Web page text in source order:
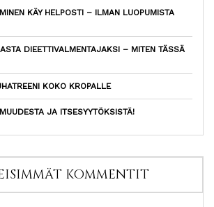
KÄY HELPOSTI – ILMAN LUOPUMISTA
DIEETTIVALMENTAJAKSI – MITEN TÄSSÄ
KOKO KROPALLE
JA ITSESYYTÖKSISTÄ!
KOMMENTIT